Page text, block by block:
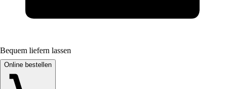
Bequem liefern lassen
Online bestellen